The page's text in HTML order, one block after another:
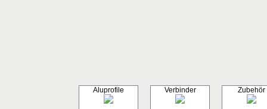
Aluprofile Verbinder Zubehör